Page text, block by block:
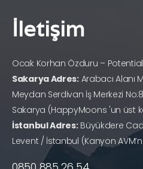
İletişim
Ocak Korhan Özduru – Potential
Sakarya Adres:Arabacı Alanı
Meydan Serdivan İş Merkezi
Sakarya (HappyMoons 'un üst
İstanbul Adres:Büyükdere Cad
Levent / İstanbul (Kanyon